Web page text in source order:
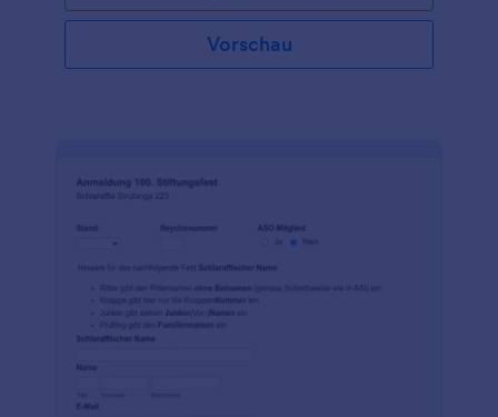
Vorschau